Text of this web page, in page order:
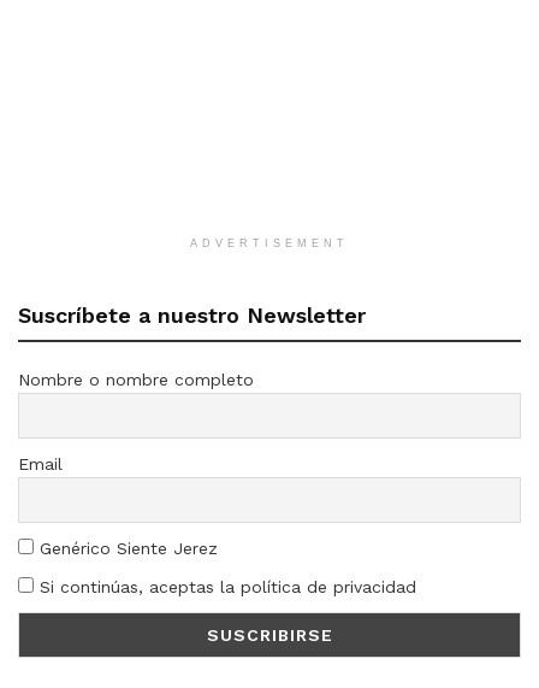
ADVERTISEMENT
Suscríbete a nuestro Newsletter
Nombre o nombre completo
Email
Genérico Siente Jerez
Si continúas, aceptas la política de privacidad